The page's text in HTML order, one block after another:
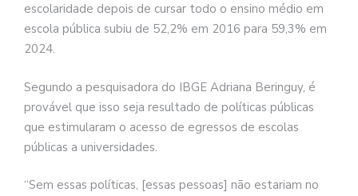
escolaridade depois de cursar todo o ensino médio em
escola pública subiu de 52,2% em 2016 para 59,3% em
2024.
Segundo a pesquisadora do IBGE Adriana Beringuy, é
provável que isso seja resultado de políticas públicas
que estimularam o acesso de egressos de escolas
públicas a universidades.
“Sem essas políticas, [essas pessoas] não estariam no